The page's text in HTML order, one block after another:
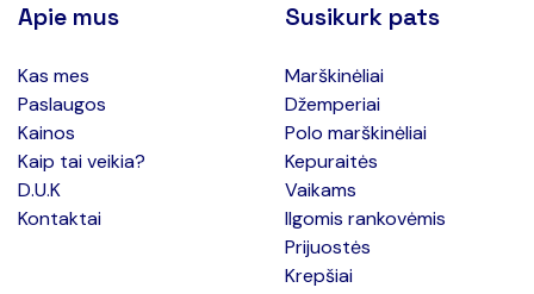
Apie mus
Kas mes
Paslaugos
Kainos
Kaip tai veikia?
D.U.K
Kontaktai
Susikurk pats
Marškinėliai
Džemperiai
Polo marškinėliai
Kepuraitės
Vaikams
Ilgomis rankovėmis
Prijuostės
Krepšiai